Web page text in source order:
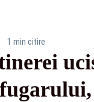
1 min citire